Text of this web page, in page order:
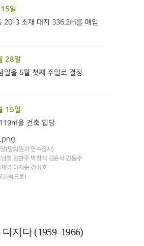
일
20-3 소재 대지 336.2㎡를 매입
28일
일을 5월 첫째 주일로 결정
15일
㎡을 건축 입당
(당회원과 안수집사)
철 김한주 박창식 김윤식 김동수
영 이지순 김정호
른쪽으로)
지다 (1959–1966)